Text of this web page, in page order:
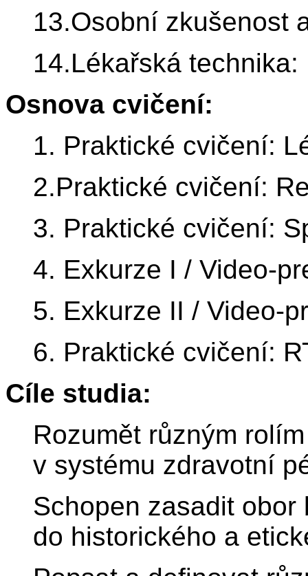
13.Osobní zkušenost
14.Lékařská technika:
Osnova cvičení:
1. Praktické cvičení:
2.Praktické cvičení:
3. Praktické cvičení:
4. Exkurze I / Video-
5. Exkurze II / Video-
6. Praktické cvičení:
Cíle studia:
Rozumět různým
v systému zdravotní
Schopen zasadit
do historického a